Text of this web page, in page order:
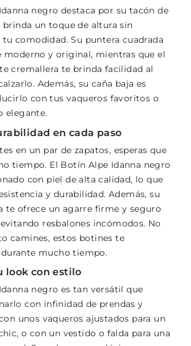
negro destaca por su tacón de
brinda un toque de altura sin
comodidad. Su puntera cuadrada
moderno y original, mientras que el
cremallera te brinda facilidad al
Además, su caña baja es
con tus vaqueros favoritos o
elegante.
en cada paso
en un par de zapatos, esperas que
tiempo. El Botín Alpe Idanna negro
con piel de alta calidad, lo que
y durabilidad. Además, su
te ofrece un agarre firme y seguro
resbalones incómodos. No
camines, estos botines te
mucho tiempo.
look con estilo
negro es tan versátil que
con infinidad de prendas y
unos vaqueros ajustados para un
o con un vestido o falda para una